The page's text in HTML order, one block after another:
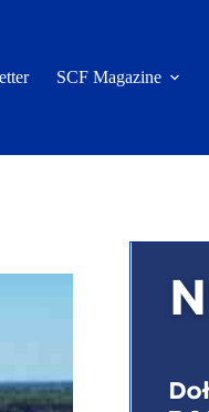
SCF Magazine